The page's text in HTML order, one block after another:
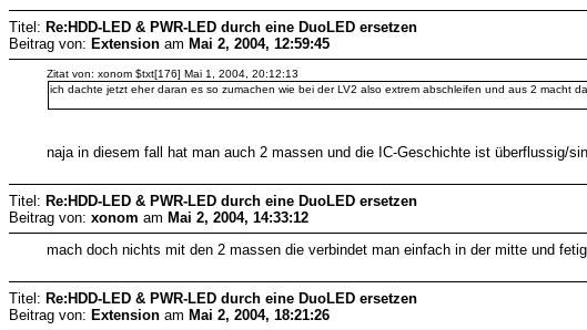
Titel: Re:HDD-LED & PWR-LED durch eine DuoLED ersetzen
Beitrag von: Extension am Mai 2, 2004, 12:59:45
Zitat von: xonom $txt[176] Mai 1, 2004, 20:12:13
ich dachte jetzt eher daran es so zumachen wie bei der LV2 also extrem abschleifen und aus 2 macht
naja in diesem fall hat man auch 2 massen und die IC-Geschichte ist überflussig/
Titel: Re:HDD-LED & PWR-LED durch eine DuoLED ersetzen
Beitrag von: xonom am Mai 2, 2004, 14:33:12
mach doch nichts mit den 2 massen die verbindet man einfach in der mitte und
Titel: Re:HDD-LED & PWR-LED durch eine DuoLED ersetzen
Beitrag von: Extension am Mai 2, 2004, 18:21:26